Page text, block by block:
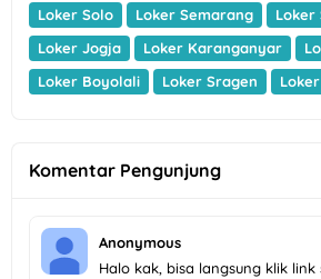
Loker Solo Loker Semarang
Loker
Loker Jogja
Loker Karanganyar
Loker Boyolali
Loker Sragen
Komentar Pengunjung
Anonymous
Halo kak, bisa langsung klik link